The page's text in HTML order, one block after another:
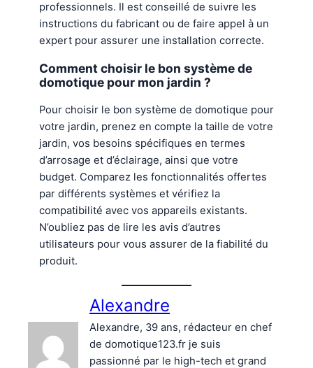
professionnels. Il est conseillé de suivre les
instructions du fabricant ou de faire appel à un
expert pour assurer une installation correcte.
Comment choisir le bon système de
domotique pour mon jardin ?
Pour choisir le bon système de domotique pour
votre jardin, prenez en compte la taille de votre
jardin, vos besoins spécifiques en termes
d’arrosage et d’éclairage, ainsi que votre
budget. Comparez les fonctionnalités offertes
par différents systèmes et vérifiez la
compatibilité avec vos appareils existants.
N’oubliez pas de lire les avis d’autres
utilisateurs pour vous assurer de la fiabilité du
produit.
Alexandre
Alexandre, 39 ans, rédacteur en chef
de domotique123.fr je suis
passionné par le high-tech et grand